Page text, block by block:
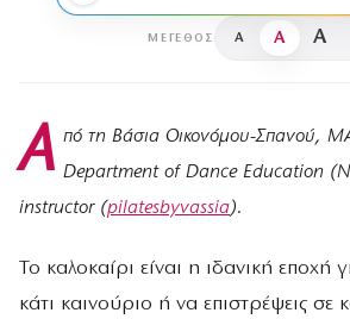
ΜΈΓΕΘΟΣ A A A
Α πό τη Βάσια Οικονόμου-Σπανού,
Department of Dance Education
instructor (pilatesbyvassia).
Το καλοκαίρι είναι η ιδανική εποχή
κάτι καινούριο ή να επιστρέψεις σε